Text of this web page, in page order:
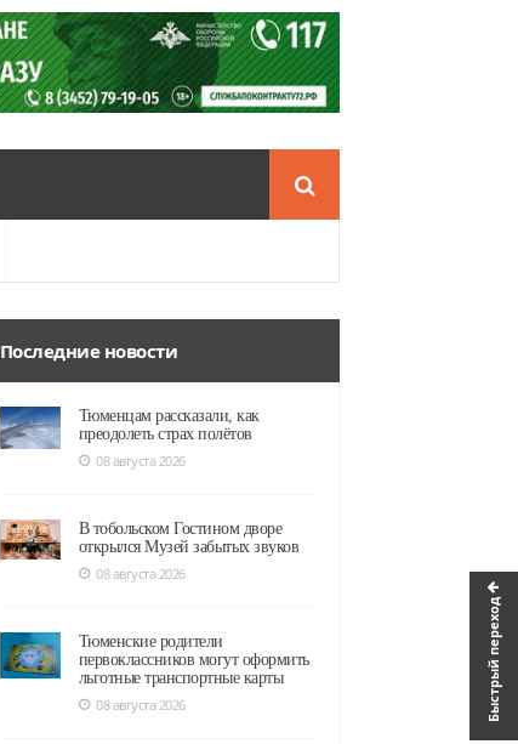
Быстрый переход
Последние новости
Тюменцам рассказали, как
преодолеть страх полётов
08 августа 2026
В тобольском Гостином дворе
открылся Музей забытых звуков
08 августа 2026
Тюменские родители
первоклассников могут оформить
льготные транспортные карты
08 августа 2026